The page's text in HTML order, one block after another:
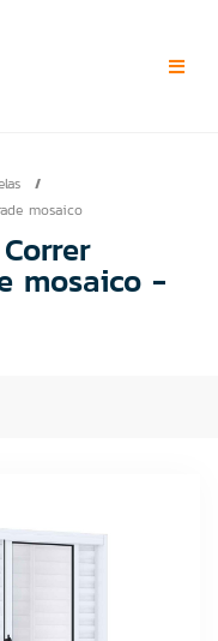
mosaico
mosaico -